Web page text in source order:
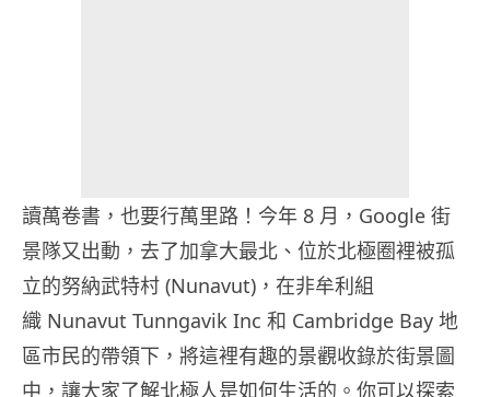
讀萬卷書，也要行萬里路！今年 8 月，Google 街
景隊又出動，去了加拿大最北、位於北極圈裡被孤
立的努納武特村 (Nunavut)，在非牟利組
織 Nunavut Tunngavik Inc 和 Cambridge Bay 地
區市民的帶領下，將這裡有趣的景觀收錄於街景圖
中，讓大家了解北極人是如何生活的。你可以探索